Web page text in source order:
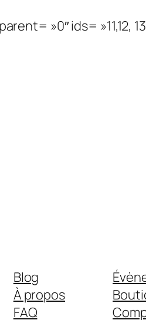
»0″ ids= »11,12, 13,
Blog
À propos
FAQ